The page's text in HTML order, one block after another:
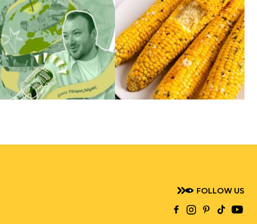
FOLLOW US